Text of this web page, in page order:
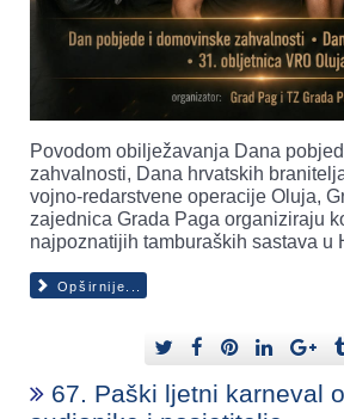
Povodom obilježavanja Dana
zahvalnosti, Dana hrvatskih
vojno-redarstvene operacije Oluja,
zajednica Grada Paga organiziraju
najpoznatijih tamburaških sastava u
Opširnije...
67. Paški ljetni karneval